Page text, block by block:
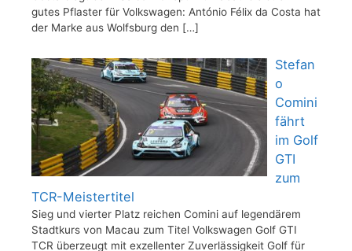
gutes Pflaster für Volkswagen: António Félix da Costa hat
der Marke aus Wolfsburg den […]
Stefan
o
Comini
fährt
im Golf
GTI
zum
TCR-Meistertitel
Sieg und vierter Platz reichen Comini auf legendärem
Stadtkurs von Macau zum Titel Volkswagen Golf GTI
TCR überzeugt mit exzellenter Zuverlässigkeit Golf für